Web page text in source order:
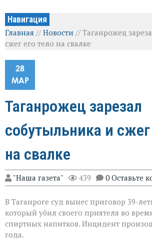
Навигация
Главная //Новости //Таганрожец
сжег его тело на свалке
28
МАР
Таганрожец зарезал
собутыльника и сжег
на свалке
"Наша газета" 439 0 Оставьте
В Таганроге суд вынес приговор 39-
который убил своего приятеля во
спиртных напитков. Инцидент
года.